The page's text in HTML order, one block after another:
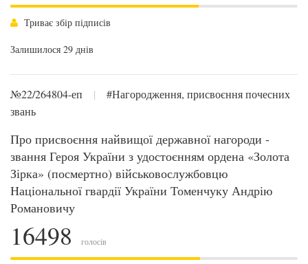
Триває збір підписів
Залишилося 29 днів
№22/264804-еп |
#Нагородження, присвоєння почесних
звань
Про присвоєння найвищої державної нагороди -
звання Героя України з удостоєнням ордена «Золота
Зірка» (посмертно) військовослужбовцю
Національної гвардії України Томенчуку Андрію
Романовичу
16498 голосів